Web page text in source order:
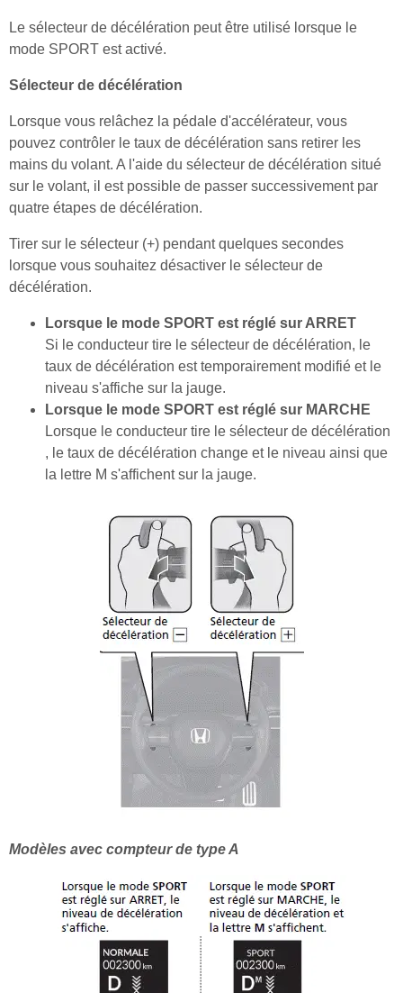
Le sélecteur de décélération peut être utilisé lorsque le
mode SPORT est activé.
Sélecteur de décélération
Lorsque vous relâchez la pédale d'accélérateur, vous
pouvez contrôler le taux de décélération sans retirer les
mains du volant. A l'aide du sélecteur de décélération situé
sur le volant, il est possible de passer successivement par
quatre étapes de décélération.
Tirer sur le sélecteur (+) pendant quelques secondes
lorsque vous souhaitez désactiver le sélecteur de
décélération.
Lorsque le mode SPORT est réglé sur ARRET
Si le conducteur tire le sélecteur de décélération, le
taux de décélération est temporairement modifié et le
niveau s'affiche sur la jauge.
Lorsque le mode SPORT est réglé sur MARCHE
Lorsque le conducteur tire le sélecteur de décélération
, le taux de décélération change et le niveau ainsi que
la lettre M s'affichent sur la jauge.
Modèles avec compteur de type A